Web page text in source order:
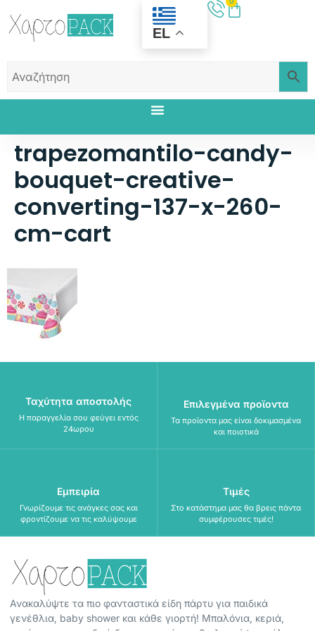
EL
trapezomantilo-candy-
bouquet-creative-
converting-137-x-260-
cm-cart
Ταχύτητα αποστολής
Η παραγγελία σου φεύγει εντός
24ωρου
Επιλεγμένα προϊοντα
Τα προϊοντα μας είναι δοκιμασμένα
και ποιοτικά
Εμπειρία
Γνωρίζουμε τις ανάγκες σας και
φροντίζουμε να τις καλύψουμε
Τιμές
Στο κατάστημα μας θα βρεις πάντα
συμφέρουσες τιμές!
Ανακαλύψτε τα πιο φανταστικά είδη πάρτυ για παιδικά
γενέθλια, baby shower και κάθε γιορτή! Μπαλόνια, κεριά,